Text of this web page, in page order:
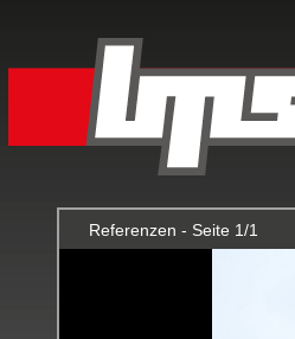
Referenzen - Seite 1/1